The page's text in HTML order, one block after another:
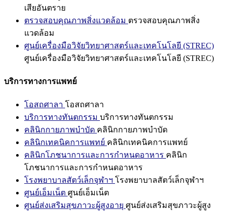
เสียอันตราย
ตรวจสอบคุณภาพสิ่งแวดล้อม ตรวจสอบคุณภาพสิ่ง
แวดล้อม
ศูนย์เครื่องมือวิจัยวิทยาศาสตร์และเทคโนโลยี (STREC)
ศูนย์เครื่องมือวิจัยวิทยาศาสตร์และเทคโนโลยี (STREC)
บริการทางการแพทย์
โอสถศาลา โอสถศาลา
บริการทางทันตกรรม บริการทางทันตกรรม
คลินิกกายภาพบำบัด คลินิกกายภาพบำบัด
คลินิกเทคนิคการแพทย์ คลินิกเทคนิคการแพทย์
คลินิกโภชนาการและการกำหนดอาหาร คลินิก
โภชนาการและการกำหนดอาหาร
โรงพยาบาลสัตว์เล็กจุฬาฯ โรงพยาบาลสัตว์เล็กจุฬาฯ
ศูนย์เอ็มเน็ต ศูนย์เอ็มเน็ต
ศูนย์ส่งเสริมสุขภาวะผู้สูงอายุ ศูนย์ส่งเสริมสุขภาวะผู้สูง